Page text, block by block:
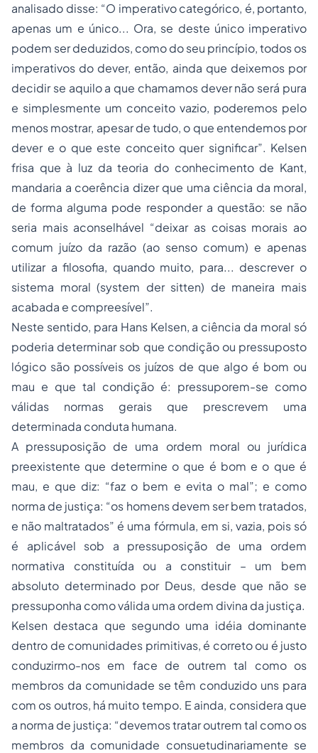
analisado disse: “O imperativo categórico, é, portanto,
apenas um e único... Ora, se deste único imperativo
podem ser deduzidos, como do seu princípio, todos os
imperativos do dever, então, ainda que deixemos por
decidir se aquilo a que chamamos dever não será pura
e simplesmente um conceito vazio, poderemos pelo
menos mostrar, apesar de tudo, o que entendemos por
dever e o que este conceito quer significar”. Kelsen
frisa que à luz da teoria do conhecimento de Kant,
mandaria a coerência dizer que uma ciência da moral,
de forma alguma pode responder a questão: se não
seria mais aconselhável “deixar as coisas morais ao
comum juízo da razão (ao senso comum) e apenas
utilizar a filosofia, quando muito, para... descrever o
sistema moral (system der sitten) de maneira mais
acabada e compreesível”.
Neste sentido, para Hans Kelsen, a ciência da moral só
poderia determinar sob que condição ou pressuposto
lógico são possíveis os juízos de que algo é bom ou
mau e que tal condição é: pressuporem-se como
válidas normas gerais que prescrevem uma
determinada conduta humana.
A pressuposição de uma ordem moral ou jurídica
preexistente que determine o que é bom e o que é
mau, e que diz: “faz o bem e evita o mal”; e como
norma de justiça: “os homens devem ser bem tratados,
e não maltratados” é uma fórmula, em si, vazia, pois só
é aplicável sob a pressuposição de uma ordem
normativa constituída ou a constituir – um bem
absoluto determinado por Deus, desde que não se
pressuponha como válida uma ordem divina da justiça.
Kelsen destaca que segundo uma idéia dominante
dentro de comunidades primitivas, é correto ou é justo
conduzirmo-nos em face de outrem tal como os
membros da comunidade se têm conduzido uns para
com os outros, há muito tempo. E ainda, considera que
a norma de justiça: “devemos tratar outrem tal como os
membros da comunidade consuetudinariamente se